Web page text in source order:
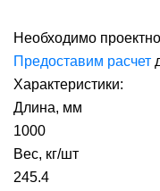
Необходимо
Предоставим расчет
Характеристики:
Длина, мм
1000
Вес, кг/шт
245.4